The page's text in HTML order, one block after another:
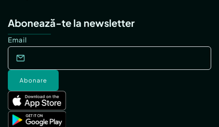
Abonează-te la newsletter
Email
Abonare